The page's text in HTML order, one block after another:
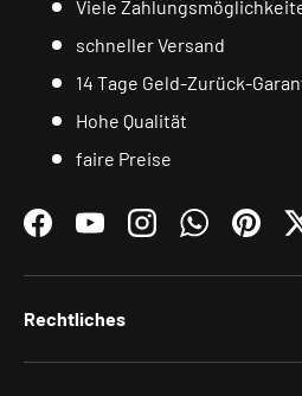
Viele
schneller Versand
14 Tage Geld-Zurück-
Hohe Qualität
faire Preise
FacebookYouTubeInstagramWhatsApp
Rechtliches